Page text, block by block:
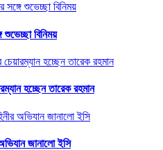
শুভেচ্ছা বিনিময়
হচ্ছেন তারেক রহমান
জানালো ইসি